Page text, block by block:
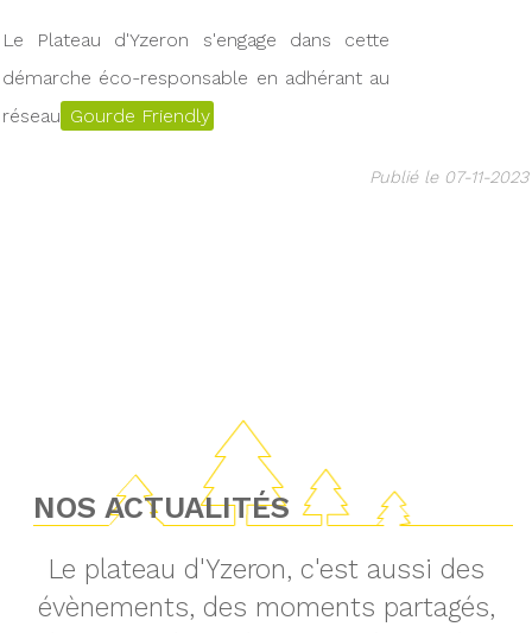
Le Plateau d'Yzeron s'engage dans cette
démarche éco-responsable en adhérant au
réseau Gourde Friendly
Publié le 07-11-2023
NOS ACTUALITÉS
Le plateau d'Yzeron, c'est aussi des
évènements, des moments partagés,